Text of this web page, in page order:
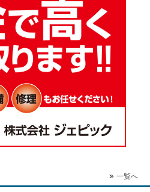
一覧へ